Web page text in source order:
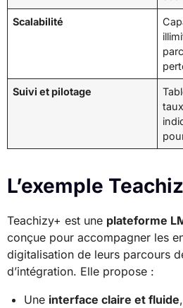
Scalabilité
Suivi et pilotage
L’exemple
Teachizy+ est une plateforme
conçue pour accompagner les
digitalisation de leurs parcours
d’intégration. Elle propose :
Une interface claire et fluide